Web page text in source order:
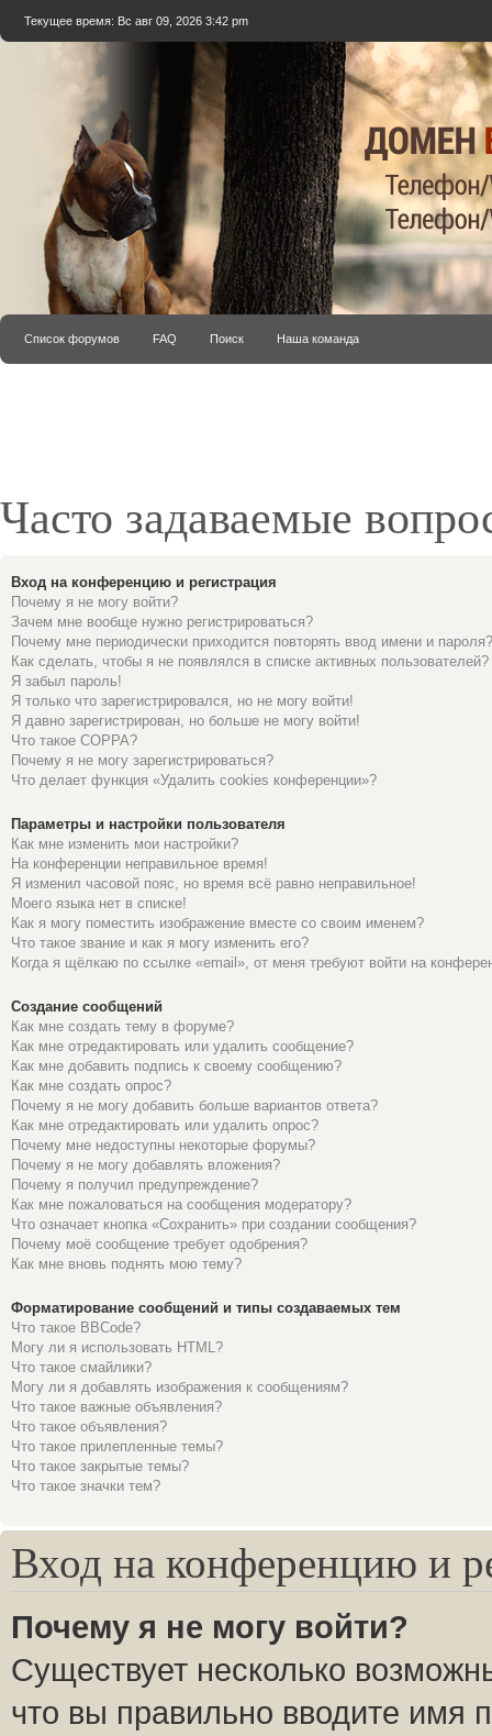
Текущее время: Вс авг 09, 2026 3:42 pm
Список форумов FAQ Поиск Наша команда
Часто задаваемые
Вход на конференцию и регистрация
Почему я не могу войти?
Зачем мне вообще нужно регистрироваться?
Почему мне периодически приходится повторять ввод имени и пароля?
Как сделать, чтобы я не появлялся в списке активных пользователей?
Я забыл пароль!
Я только что зарегистрировался, но не могу войти!
Я давно зарегистрирован, но больше не могу войти!
Что такое COPPA?
Почему я не могу зарегистрироваться?
Что делает функция «Удалить cookies конференции»?
Параметры и настройки пользователя
Как мне изменить мои настройки?
На конференции неправильное время!
Я изменил часовой пояс, но время всё равно неправильное!
Моего языка нет в списке!
Как я могу поместить изображение вместе со своим именем?
Что такое звание и как я могу изменить его?
Когда я щёлкаю по ссылке «email», от меня требуют войти на
Создание сообщений
Как мне создать тему в форуме?
Как мне отредактировать или удалить сообщение?
Как мне добавить подпись к своему сообщению?
Как мне создать опрос?
Почему я не могу добавить больше вариантов ответа?
Как мне отредактировать или удалить опрос?
Почему мне недоступны некоторые форумы?
Почему я не могу добавлять вложения?
Почему я получил предупреждение?
Как мне пожаловаться на сообщения модератору?
Что означает кнопка «Сохранить» при создании сообщения?
Почему моё сообщение требует одобрения?
Как мне вновь поднять мою тему?
Форматирование сообщений и типы создаваемых тем
Что такое BBCode?
Могу ли я использовать HTML?
Что такое смайлики?
Могу ли я добавлять изображения к сообщениям?
Что такое важные объявления?
Что такое объявления?
Что такое прилепленные темы?
Что такое закрытые темы?
Что такое значки тем?
Вход на конференцию и
Почему я не могу войти?
Существует несколько
что вы правильно вводите имя